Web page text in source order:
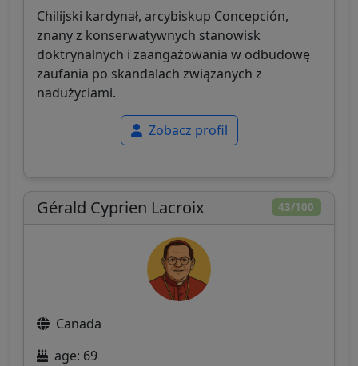
Chilijski kardynał, arcybiskup Concepción,
znany z konserwatywnych stanowisk
doktrynalnych i zaangażowania w odbudowę
zaufania po skandalach związanych z
nadużyciami.
Zobacz profil
43/100
Gérald Cyprien Lacroix
Canada
age: 69